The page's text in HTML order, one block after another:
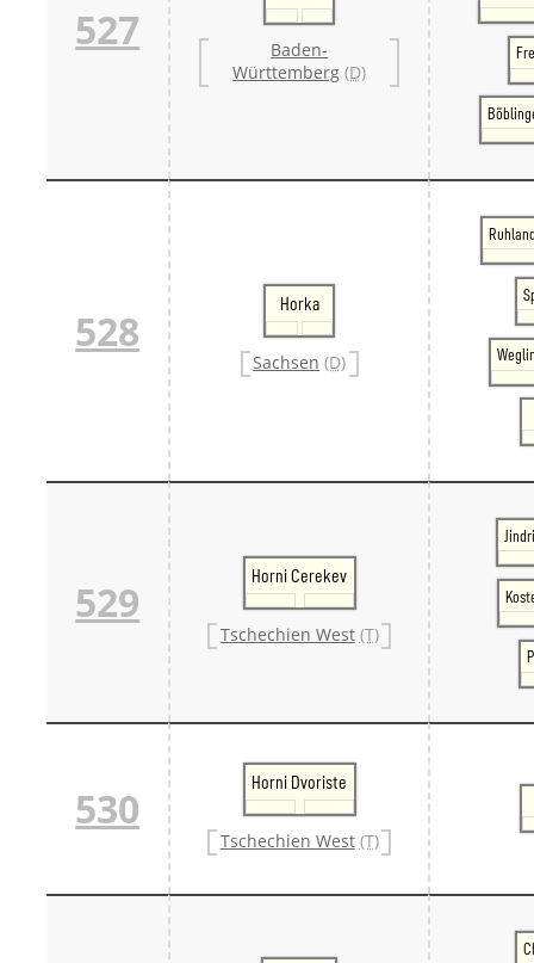
527
Baden-
Württemberg (D)
528
Horka
Sachsen (D)
529
Horni Cerekev
Tschechien West (T)
530
Horni Dvoriste
Tschechien West (T)